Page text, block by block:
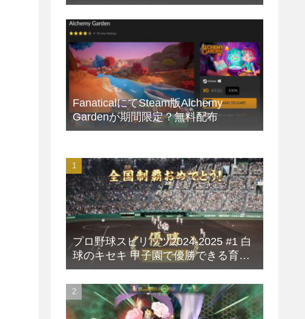
FanaticalにてSteam版Alchemy
Gardenが期間限定？無料配布
プロ野球スピリッツ2024-2025 #1 白
球のキセキ 甲子園で優勝できる育成
方法